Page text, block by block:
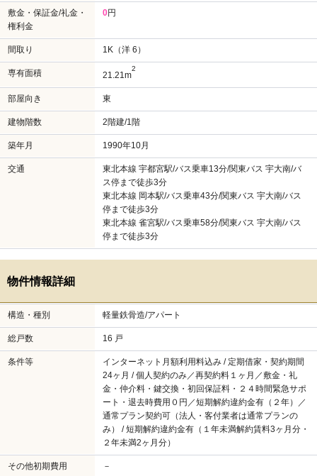
敷金・保証金/礼金・
権利金
0円
間取り 1K（洋 6）
専有面積 21.21m
2
部屋向き 東
建物階数 2階建/1階
築年月 1990年10月
交通
東北本線 宇都宮駅/バス乗車13分/関東バス 宇大南/バ
ス停まで徒歩3分
東北本線 岡本駅/バス乗車43分/関東バス 宇大南/バス
停まで徒歩3分
東北本線 雀宮駅/バス乗車58分/関東バス 宇大南/バス
停まで徒歩3分
物件情報詳細
構造・種別 軽量鉄骨造/アパート
総戸数 16 戸
条件等
インターネット月額利用料込み / 定期借家・契約期間
24ヶ月 / 個人契約のみ／再契約料１ヶ月／敷金・礼
金・仲介料・鍵交換・初回保証料・２４時間緊急サポ
ート・退去時費用０円／短期解約違約金有（２年）／
通常プラン契約可（法人・客付業者は通常プランの
み） / 短期解約違約金有（１年未満解約賃料3ヶ月分・
２年未満2ヶ月分）
その他初期費用 －